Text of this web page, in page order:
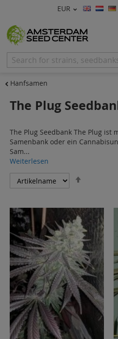
Währung
EUR Sprache
Hanfsamen
Feminisierte
CBD Shop
Vapor Shop
Zubehör
Sale
Blog
Hanfsamen
The Plug
The Plug Seedbank The Plug ist
Samenbank oder ein
Sam...
Weiterlesen